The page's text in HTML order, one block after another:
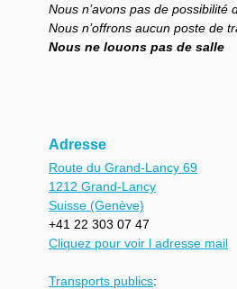
Nous n’avons pas de possibilité
Nous n’offrons aucun poste de
Nous ne louons pas de salle
Adresse
Route du Grand-Lancy 69
1212 Grand-Lancy
Suisse (Genève)
+41 22 303 07 47
Cliquez pour voir l adresse mail
Transports publics: